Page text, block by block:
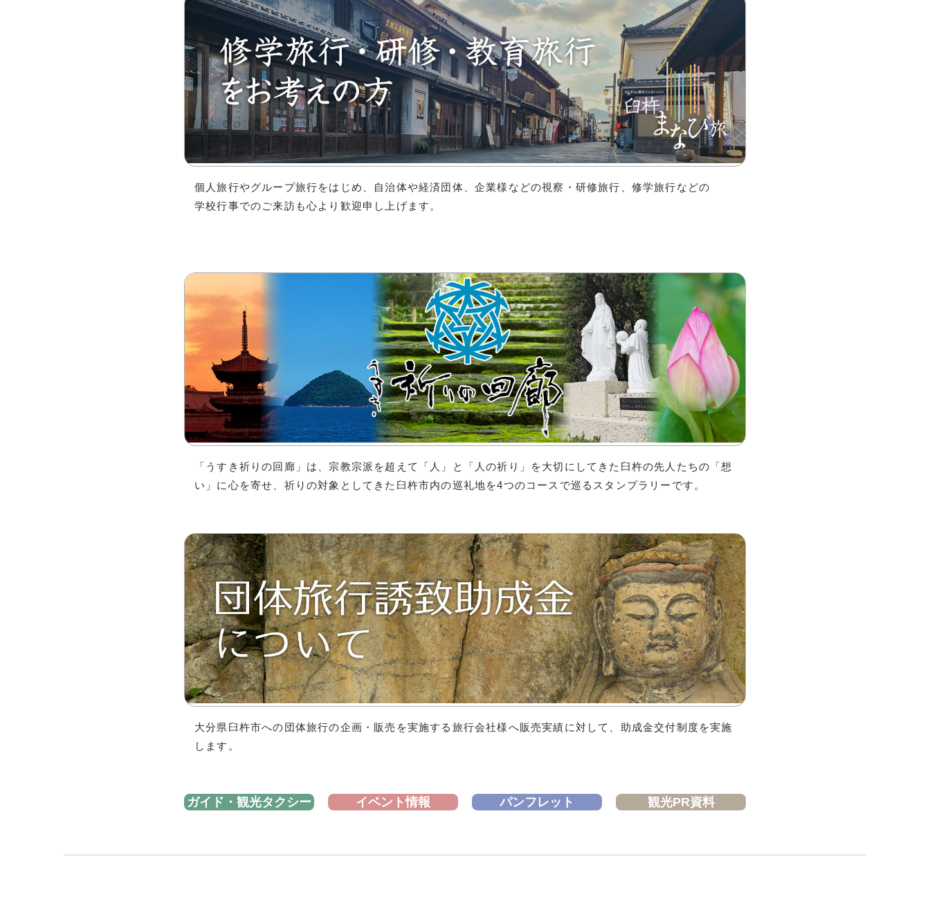
個人旅行やグループ旅行をはじめ、自治体や経済団体、企業様などの視察・研修旅行、修学旅行などの
学校行事でのご来訪も心より歓迎申し上げます。
「うすき祈りの回廊」は、宗教宗派を超えて「人」と「人の祈り」を大切にしてきた臼杵の先人たちの「想
い」に心を寄せ、祈りの対象としてきた臼杵市内の巡礼地を4つのコースで巡るスタンプラリーです。
大分県臼杵市への団体旅行の企画・販売を実施する旅行会社様へ販売実績に対して、助成金交付制度を実施
します。
ガイド・観光タクシー イベント情報 パンフレット 観光PR資料